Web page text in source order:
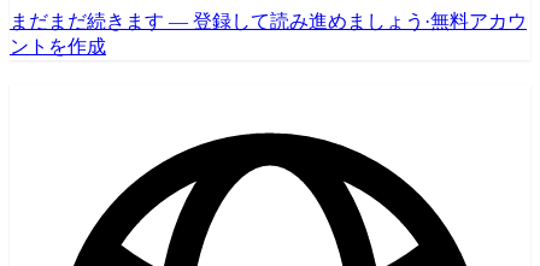
まだまだ続きます — 登録して読み進めましょう ·無料アカウ
ントを作成